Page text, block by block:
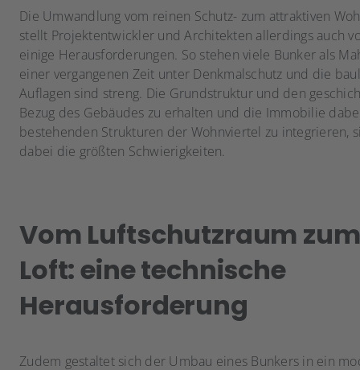
Die Umwandlung vom reinen Schutz- zum attraktiven
stellt Projektentwickler und Architekten allerdings auch
einige Herausforderungen. So stehen viele Bunker als
einer vergangenen Zeit unter Denkmalschutz und die
Auflagen sind streng. Die Grundstruktur und den
Bezug des Gebäudes zu erhalten und die Immobilie
bestehenden Strukturen der Wohnviertel zu integrieren,
dabei die größten Schwierigkeiten.
Vom Luftschutzraum zum
Loft: eine technische
Herausforderung
Zudem gestaltet sich der Umbau eines Bunkers in ein